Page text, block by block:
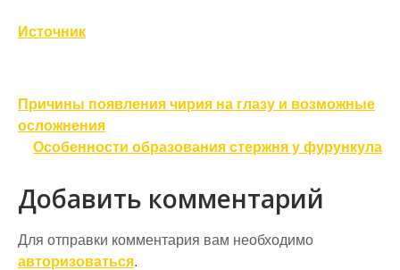
Источник
Навигация
по
записям
Причины появления чирия на глазу и возможные
осложнения
Особенности образования стержня у фурункула
Добавить комментарий
Для отправки комментария вам необходимо
авторизоваться.